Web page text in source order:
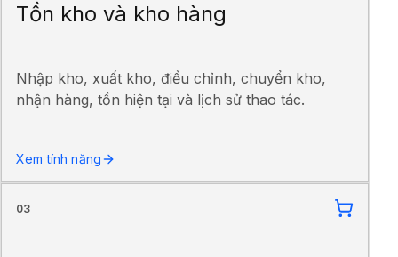
Tồn kho và kho hàng
Nhập kho, xuất kho, điều chỉnh, chuyển kho,
nhận hàng, tồn hiện tại và lịch sử thao tác.
Xem tính năng
03